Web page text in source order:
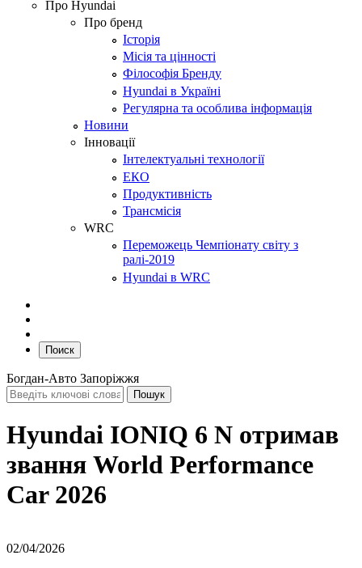
Про Hyundai
Про бренд
Історія
Місія та цінності
Філософія Бренду
Hyundai в Україні
Регулярна та особлива інформація
Новини
Інновації
Інтелектуальні технології
ЕКО
Продуктивність
Трансмісія
WRC
Переможець Чемпіонату світу з
ралі-2019
Hyundai в WRC
Поиск
Богдан-Авто Запоріжжя
Hyundai IONIQ 6 N отримав
звання World Performance
Car 2026
02/04/2026